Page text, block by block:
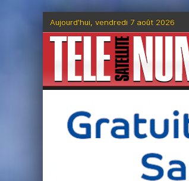
Aujourd'hui, vendredi 7 août 2026